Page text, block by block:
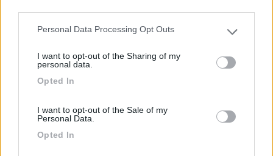
Please note that this website/app uses one or more Google
not limited to your visit or usage behaviour. You may click to
grant or deny consent to Google and its third-party tags to
use your data for below specified purposes in below Google
Personal Data Processing Opt Outs
I want to opt-out of the Sharing of my
personal data.
Opted In
I want to opt-out of the Sale of my
Personal Data.
Opted In